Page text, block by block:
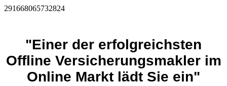
291668065732824
"Einer der erfolgreichsten
Offline Versicherungsmakler im
Online Markt lädt Sie ein"